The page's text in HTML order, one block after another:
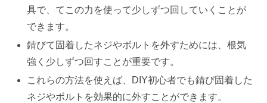
具で、てこの力を使って少しずつ回していくことが
できます。
錆びて固着したネジやボルトを外すためには、根気
強く少しずつ回すことが重要です。
これらの方法を使えば、DIY初心者でも錆び固着した
ネジやボルトを効果的に外すことができます。